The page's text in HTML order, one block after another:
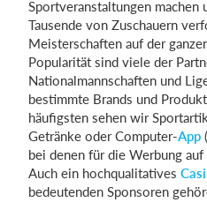
Sportveranstaltungen machen
Tausende von Zuschauern
Meisterschaften auf der
Popularität sind viele der
Nationalmannschaften und
bestimmte Brands und
häufigsten sehen wir
Getränke oder Computer-App
bei denen für die Werbung
Auch ein hochqualitatives
bedeutenden Sponsoren